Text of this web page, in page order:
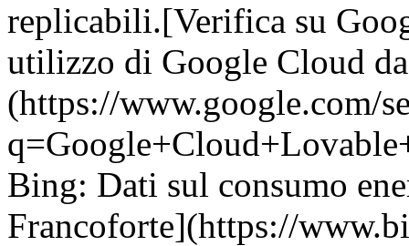
replicabili.[Verifica su
utilizzo di Google Cloud
(https://www.google.com/
Bing: Dati sul consumo
Francoforte](https://